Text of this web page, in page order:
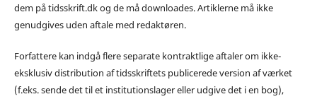
dem på tidsskrift.dk og de må downloades. Artiklerne må ikke
genudgives uden aftale med redaktøren.
Forfattere kan indgå flere separate kontraktlige aftaler om ikke-
eksklusiv distribution af tidsskriftets publicerede version af værket
(f.eks. sende det til et institutionslager eller udgive det i en bog),